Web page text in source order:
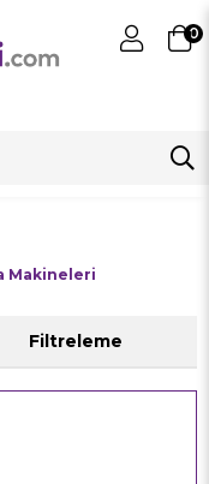
0
Makineleri
Filtreleme